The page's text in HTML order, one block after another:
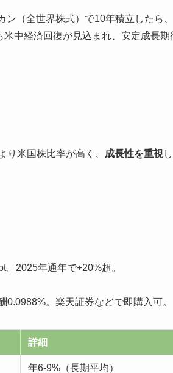
（全世界株式）で10年積立したら
中経済回復が見込まれ、安定成長期
米国株比率が高く、 成長性を重視
2025年通年で+20%超。
。楽天証券などで即購入可。
詳細
年6-9%（長期平均）